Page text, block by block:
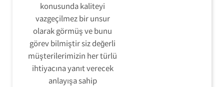
konusunda kaliteyi
vazgeçilmez bir unsur
olarak görmüş ve bunu
görev bilmiştir siz değerli
müşterilerimizin her türlü
ihtiyacına yanıt verecek
anlayışa sahip